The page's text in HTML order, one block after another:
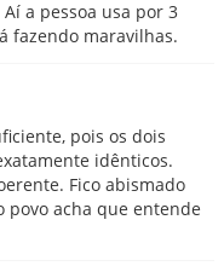
a pessoa usa por 3
fazendo maravilhas.
pois os dois
idênticos.
Fico abismado
povo acha que entende